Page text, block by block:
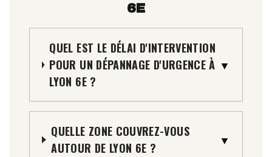
6E
QUEL EST LE DÉLAI D'INTERVENTION
POUR UN DÉPANNAGE D'URGENCE À
LYON 6E ?
▼
QUELLE ZONE COUVREZ-VOUS
AUTOUR DE LYON 6E ?
▼